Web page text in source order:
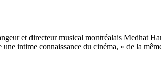
et directeur musical montréalais Medhat
intime connaissance du cinéma, « de la